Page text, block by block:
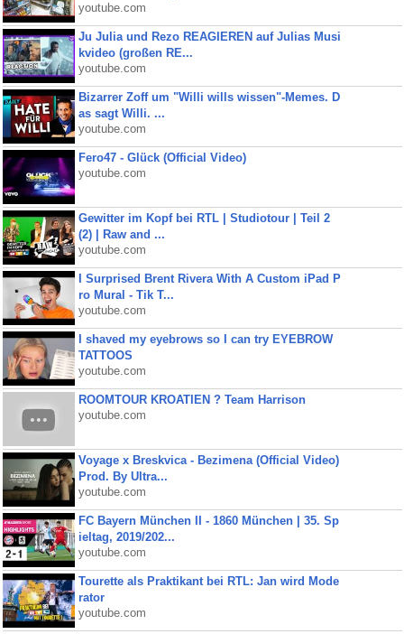
youtube.com
Ju Julia und Rezo REAGIEREN auf Julias Musi
kvideo (großen RE...
youtube.com
Bizarrer Zoff um "Willi wills wissen"-Memes. D
as sagt Willi. ...
youtube.com
Fero47 - Glück (Official Video)
youtube.com
Gewitter im Kopf bei RTL | Studiotour | Teil 2
(2) | Raw and ...
youtube.com
I Surprised Brent Rivera With A Custom iPad P
ro Mural - Tik T...
youtube.com
I shaved my eyebrows so I can try EYEBROW
TATTOOS
youtube.com
ROOMTOUR KROATIEN ? Team Harrison
youtube.com
Voyage x Breskvica - Bezimena (Official Video)
Prod. By Ultra...
youtube.com
FC Bayern München II - 1860 München | 35. Sp
ieltag, 2019/202...
youtube.com
Tourette als Praktikant bei RTL: Jan wird Mode
rator
youtube.com